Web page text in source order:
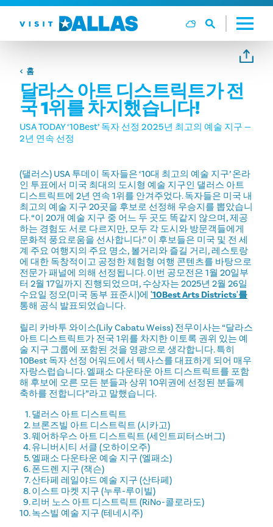
본문으로 건너뛰기
홈
달라스 아트 디스트릭트가 전
국 1위를 차지했습니다!
USA TODAY ‘10Best’ 독자 선정 2025년 최고의 예술 지구 —
2년 연속 선정
(댈러스) USA 투데이 독자들은 ‘10대 최고의 예술 지구’ 온라
인 투표에서 미국 최대의 도시형 예술 지구인 댈러스 아트
디스트릭트에 2년 연속 1위를 안겨주었다. 독자들은 미국 내
최고의 예술 지구 20곳을 후보로 선정해 우승지를 뽑았습니
다. “이 20개 예술 지구 중 어느 두 곳도 똑같지 않으며, 제공
하는 경험도 서로 다르지만, 모두 각 도시와 방문객들에게
문화적 풍요로움을 선사합니다.” 이 후보들은 미국 및 전 세
계 주요 여행지의 주요 명소, 볼거리와 즐길 거리, 레스토랑
에 대한 독창적이고 공정한 체험형 여행 콘텐츠를 바탕으로
전문가 패널에 의해 선정됩니다. 이번 공모전은 1월 20일부
터 2월 17일까지 진행되었으며, 수상자는 2025년 2월 26일
수요일 정오(미국 동부 표준시)에 '10Best Arts Districts'를
통해 공식 발표되었습니다.
릴리 카바투 와이스(Lily Cabatu Weiss) 전무이사는 “달라스
아트 디스트릭트가 전국 1위를 차지한 이토록 권위 있는 예
술 지구 그룹에 포함된 것을 영광으로 생각합니다. 특히
10Best 독자 선정 어워드에서 텍사스를 대표하게 되어 매우
자랑스럽습니다. 엘패소 다운타운 아트 디스트릭트를 포함
해 후보에 오른 모든 분들과 상위 10위권에 선정된 분들께
축하를 전합니다”라고 말했습니다.
댈러스 아트 디스트릭트
브론즈빌 아트 디스트릭트 (시카고)
웨어하우스 아트 디스트릭트 (세인트피터스버그)
유니버시티 서클 (오하이오주)
엘패소 다운타운 예술 지구 (엘패소)
폰드렌 지구 (잭슨)
산타페 레일야드 예술 지구 (산타페)
이스트 마켓 지구 (누루-루이빌)
리버 노스 아트 디스트릭트 (RiNo-콜로라도)
녹스빌 예술 지구 (테네시주)